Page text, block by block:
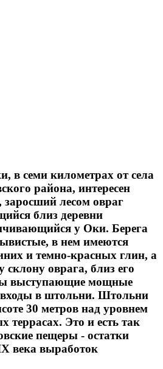
в семи километрах от села
района, интересен
лесом овраг
близ деревни
у Оки. Берега
в нем имеются
и темно-красных глин, а
оврага, близ его
выступающие мощные
входы в штольни. Штольни
30 метров над уровнем
террасах. Это и есть так
пещеры - остатки
века выработок